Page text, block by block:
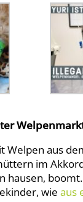
Welpen aus
im
hausen,
wie aus